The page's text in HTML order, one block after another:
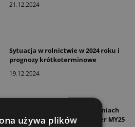
21.12.2024
Sytuacja w rolnictwie w 2024 roku i
prognozy krótkoterminowe
19.12.2024
Nowa technologia w sieczkarniach
New Holland FR Forage Cruiser MY25
używa plików